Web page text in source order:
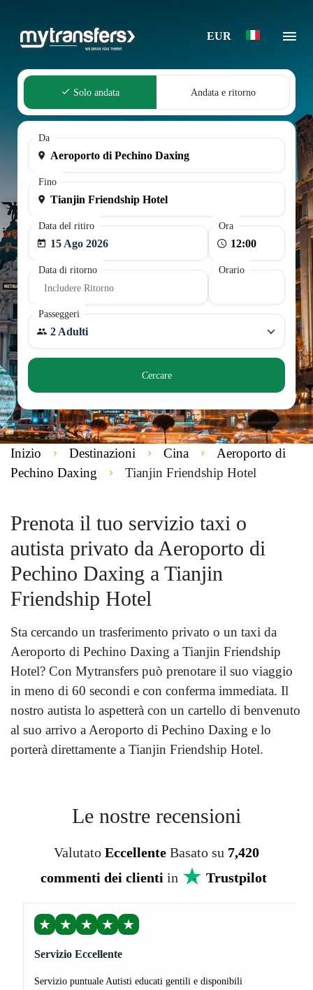
EUR
Solo andata Andata e ritorno
Da
Fino
Data del ritiro
15 Ago 2026
Ora
Data di ritorno
Includere Ritorno
Orario
Passeggeri
2 Adulti
Cercare
Inizio Destinazioni Cina
Aeroporto di
Pechino Daxing
Tianjin Friendship Hotel
Prenota il tuo servizio taxi o
autista privato da Aeroporto di
Pechino Daxing a Tianjin
Friendship Hotel
Sta cercando un trasferimento privato o un taxi da
Aeroporto di Pechino Daxing a Tianjin Friendship
Hotel? Con Mytransfers può prenotare il suo viaggio
in meno di 60 secondi e con conferma immediata. Il
nostro autista lo aspetterà con un cartello di benvenuto
al suo arrivo a Aeroporto di Pechino Daxing e lo
porterà direttamente a Tianjin Friendship Hotel.
Le nostre recensioni
Valutato Eccellente Basato su 7,420
commenti dei clienti in Trustpilot
★ ★ ★ ★ ★
Servizio Eccellente
Servizio puntuale Autisti educati gentili e disponibili